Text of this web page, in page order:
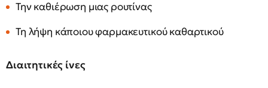
Την καθιέρωση μιας ρουτίνας
Τη λήψη κάποιου φαρμακευτικού καθαρτικού
Διαιτητικές ίνες